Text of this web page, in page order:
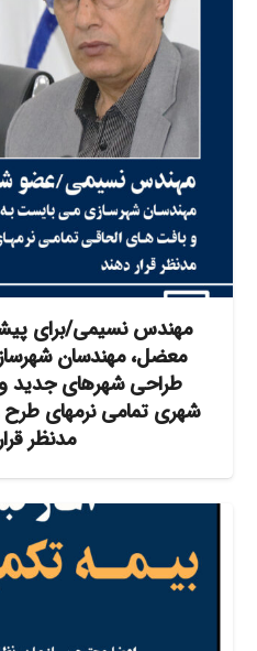
مهندس نسیمی/برای
معضل، مهندسان
طراحی شهرهای جدید
شهری تمامی نرمهای
مدنظر